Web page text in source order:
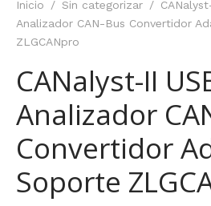
Inicio / Sin categorizar /
Analizador CAN-Bus Convertidor
ZLGCANpro
CANalyst-II
Analizador
Convertidor
Soporte